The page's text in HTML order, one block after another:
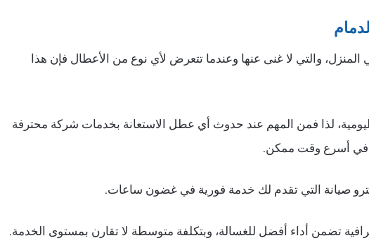
المنزل، والتي لا غنى عنها وعندما تتعرض لأي نوع من الأعطال فإن هذا
لذا فمن المهم عند حدوث أي عطل الاستعانة بخدمات شركة محترفة
في أسرع وقت ممكن.
صيانة التي تقدم لك خدمة فورية في غضون ساعات.
تضمن أداء أفضل للغسالة، وبتكلفة متوسطة لا تقارن بمستوى الخدمة.